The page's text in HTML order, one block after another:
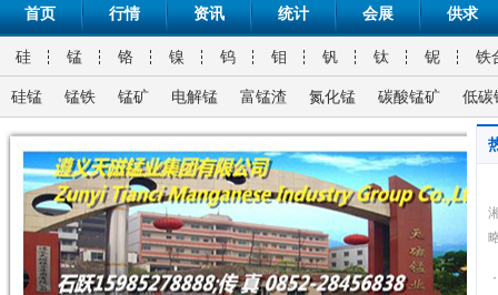
首页 行情 资讯 统计 会展 供求
硅 锰 铬 镍 钨 钼 钒 钛 铌 铁
硅锰 锰铁 锰矿 电解锰 富锰渣 氮化锰 碳酸锰矿 低碳
·